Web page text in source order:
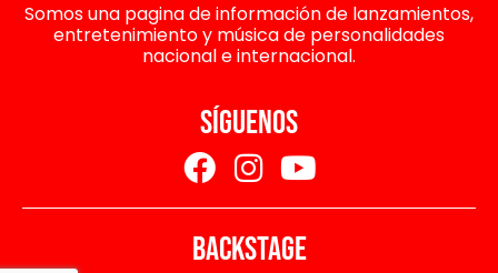
Somos una pagina de información de lanzamientos,
entretenimiento y música de personalidades
nacional e internacional.
SÍGUENOS
BACKSTAGE